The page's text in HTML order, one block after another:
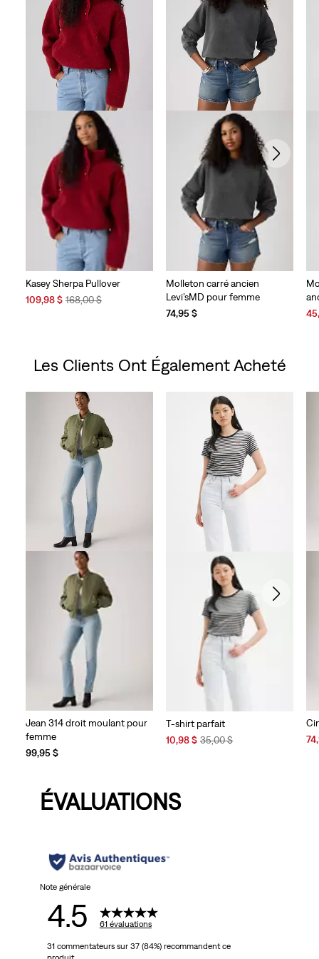
évaluations
Kasey Sherpa Pullover
Sale
109,98 $Original
168,00 $
Molleton carré ancien
Levi’sMD pour femme
74,95 $
Les Clients Ont Également Acheté
Jean 314 droit moulant pour
femme
99,95 $
T-shirt parfait
Sale
10,98 $ Original
35,00 $
ÉVALUATIONS
Note générale
4.5 61 évaluations
31 commentateurs sur 37 (84%) recommandent ce